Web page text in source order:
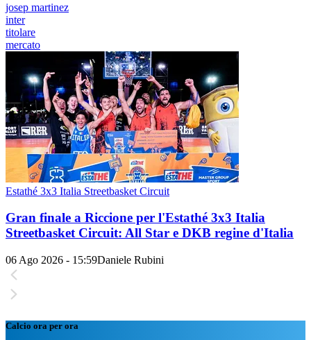
josep martinez
inter
titolare
mercato
Estathé 3x3 Italia Streetbasket Circuit
Gran finale a Riccione per l'Estathé 3x3 Italia
Streetbasket Circuit: All Star e DKB regine d'Italia
06 Ago 2026 - 15:59Daniele Rubini
Calcio ora per ora